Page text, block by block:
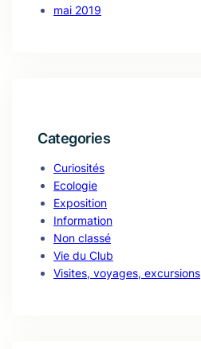
mai 2019
Categories
Curiosités
Ecologie
Exposition
Information
Non classé
Vie du Club
Visites, voyages, excursions